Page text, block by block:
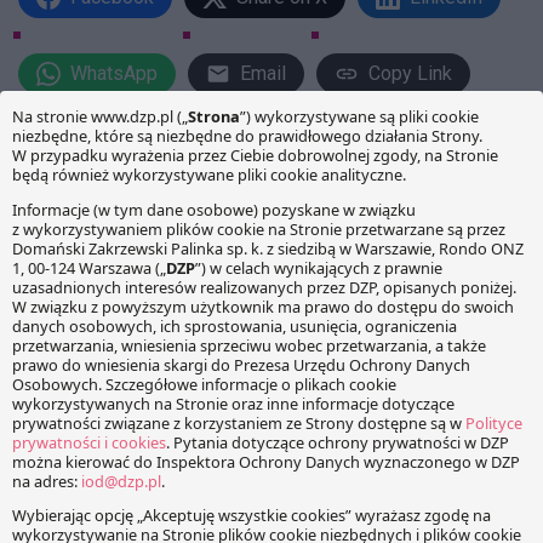
WhatsApp Email Copy Link
PRZECZYTAJ RÓWNIEŻ:
Kolejny spadek notowania
Polski w rankingu
postrzegania korupcji
W prestiżowym corocznym
raporcie z badania
Corruption Perceptions Index
2020 przeprowadzanym
przez Transparency
International, Polska zajmuje
45. miejsce na 180 krajów
objętych badaniem, w tym
19. miejsce wśród krajów
europejskich. Badanie
Korupcja w Polsce bez
zmian. Nie jest gorzej, ale nie
jest też lepiej.